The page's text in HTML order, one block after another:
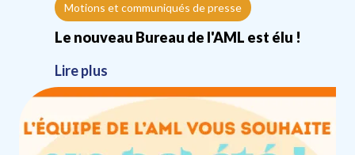
Motions et communiqués de presse
Le nouveau Bureau de l'AML est élu !
Lire plus